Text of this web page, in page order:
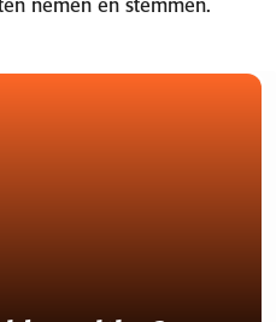
nemen en stemmen.